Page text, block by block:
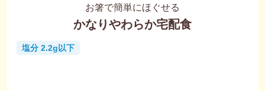
お箸で簡単にほぐせる
かなりやわらか宅配食
塩分 2.2g以下